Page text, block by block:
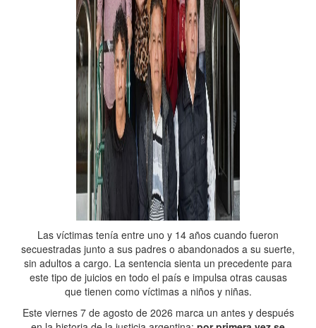
Las víctimas tenía entre uno y 14 años cuando fueron
secuestradas junto a sus padres o abandonados a su suerte,
sin adultos a cargo. La sentencia sienta un precedente para
este tipo de juicios en todo el país e impulsa otras causas
que tienen como víctimas a niños y niñas.
Este viernes 7 de agosto de 2026 marca un antes y después